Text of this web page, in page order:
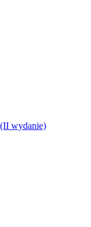
wydanie)